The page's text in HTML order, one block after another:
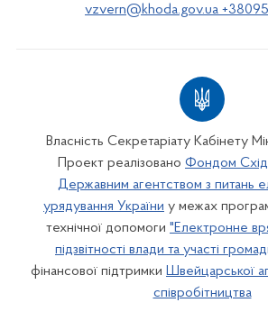
vzvern@khoda.gov.ua
Власність Секретаріату Кабінету
Проект реалізовано Фондом
Державним агентством з питань
урядування України у межах
технічної допомоги "Електронне
підзвітності влади та участі
фінансової підтримки Швейцарської
співробітництва